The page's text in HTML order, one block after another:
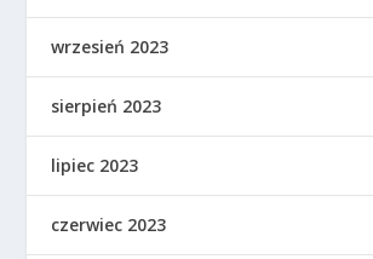
wrzesień 2023
sierpień 2023
lipiec 2023
czerwiec 2023